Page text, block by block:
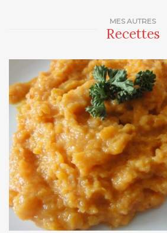
MES AUTRES
Recettes